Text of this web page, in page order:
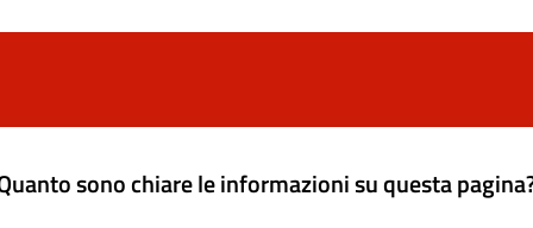
sono chiare le informazioni su questa